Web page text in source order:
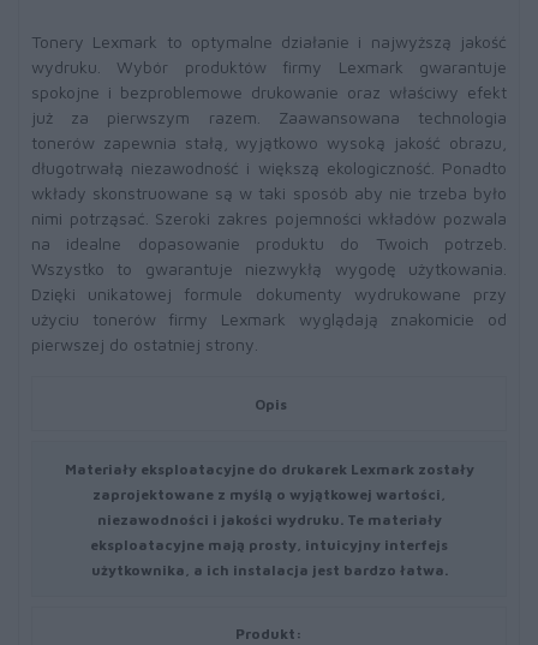
Tonery Lexmark to optymalne działanie i najwyższą jakość
wydruku. Wybór produktów firmy Lexmark gwarantuje
spokojne i bezproblemowe drukowanie oraz właściwy efekt
już za pierwszym razem. Zaawansowana technologia
tonerów zapewnia stałą, wyjątkowo wysoką jakość obrazu,
długotrwałą niezawodność i większą ekologiczność. Ponadto
wkłady skonstruowane są w taki sposób aby nie trzeba było
nimi potrząsać. Szeroki zakres pojemności wkładów pozwala
na idealne dopasowanie produktu do Twoich potrzeb.
Wszystko to gwarantuje niezwykłą wygodę użytkowania.
Dzięki unikatowej formule dokumenty wydrukowane przy
użyciu tonerów firmy Lexmark wyglądają znakomicie od
pierwszej do ostatniej strony.
Opis
Materiały eksploatacyjne do drukarek Lexmark zostały
zaprojektowane z myślą o wyjątkowej wartości,
niezawodności i jakości wydruku. Te materiały
eksploatacyjne mają prosty, intuicyjny interfejs
użytkownika, a ich instalacja jest bardzo łatwa.
Produkt: